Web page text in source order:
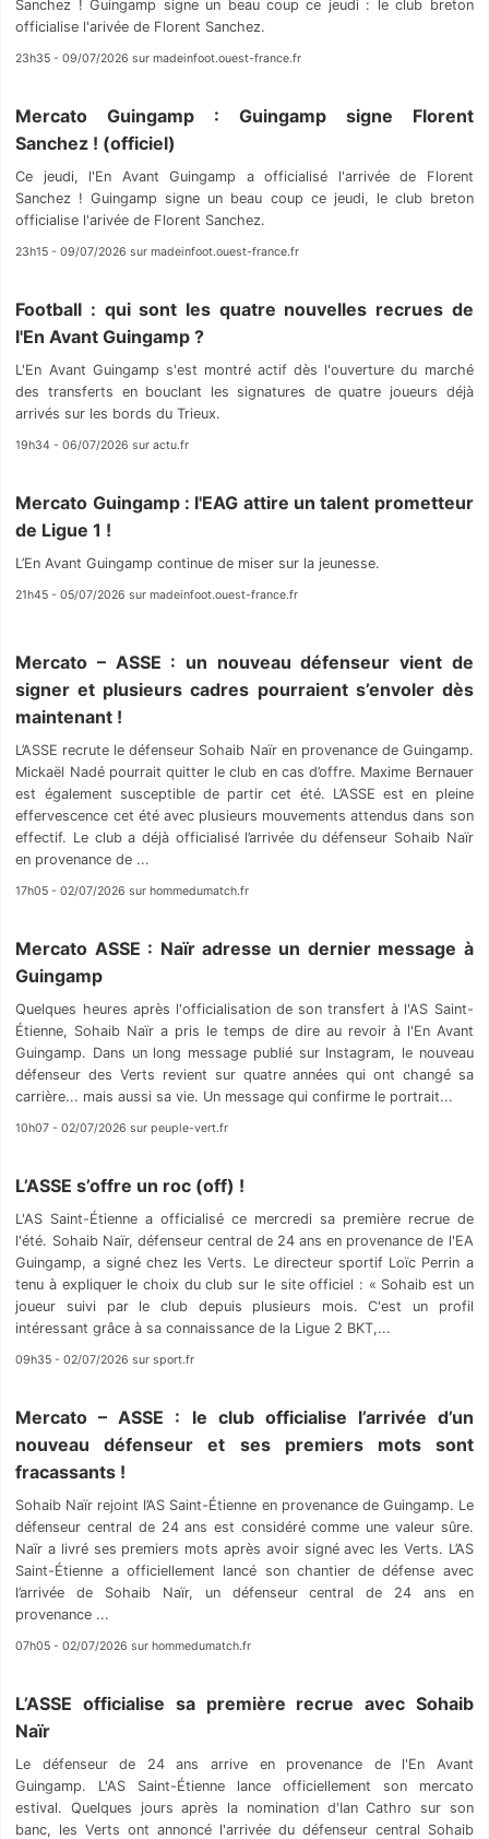
Sanchez ! Guingamp signe un beau coup ce jeudi : le club breton
officialise l'arivée de Florent Sanchez.
23h35 - 09/07/2026 sur madeinfoot.ouest-france.fr
Mercato Guingamp : Guingamp signe Florent
Sanchez ! (officiel)
Ce jeudi, l'En Avant Guingamp a officialisé l'arrivée de Florent
Sanchez ! Guingamp signe un beau coup ce jeudi, le club breton
officialise l'arivée de Florent Sanchez.
23h15 - 09/07/2026 sur madeinfoot.ouest-france.fr
Football : qui sont les quatre nouvelles recrues de
l'En Avant Guingamp ?
L'En Avant Guingamp s'est montré actif dès l'ouverture du marché
des transferts en bouclant les signatures de quatre joueurs déjà
arrivés sur les bords du Trieux.
19h34 - 06/07/2026 sur actu.fr
Mercato Guingamp : l'EAG attire un talent prometteur
de Ligue 1 !
L’En Avant Guingamp continue de miser sur la jeunesse.
21h45 - 05/07/2026 sur madeinfoot.ouest-france.fr
Mercato – ASSE : un nouveau défenseur vient de
signer et plusieurs cadres pourraient s’envoler dès
maintenant !
L’ASSE recrute le défenseur Sohaib Naïr en provenance de Guingamp.
Mickaël Nadé pourrait quitter le club en cas d’offre. Maxime Bernauer
est également susceptible de partir cet été. L’ASSE est en pleine
effervescence cet été avec plusieurs mouvements attendus dans son
effectif. Le club a déjà officialisé l’arrivée du défenseur Sohaib Naïr
en provenance de ...
17h05 - 02/07/2026 sur hommedumatch.fr
Mercato ASSE : Naïr adresse un dernier message à
Guingamp
Quelques heures après l'officialisation de son transfert à l'AS Saint-
Étienne, Sohaib Naïr a pris le temps de dire au revoir à l'En Avant
Guingamp. Dans un long message publié sur Instagram, le nouveau
défenseur des Verts revient sur quatre années qui ont changé sa
carrière... mais aussi sa vie. Un message qui confirme le portrait...
10h07 - 02/07/2026 sur peuple-vert.fr
L’ASSE s’offre un roc (off) !
L'AS Saint-Étienne a officialisé ce mercredi sa première recrue de
l'été. Sohaib Naïr, défenseur central de 24 ans en provenance de l'EA
Guingamp, a signé chez les Verts. Le directeur sportif Loïc Perrin a
tenu à expliquer le choix du club sur le site officiel : « Sohaib est un
joueur suivi par le club depuis plusieurs mois. C'est un profil
intéressant grâce à sa connaissance de la Ligue 2 BKT,...
09h35 - 02/07/2026 sur sport.fr
Mercato – ASSE : le club officialise l’arrivée d’un
nouveau défenseur et ses premiers mots sont
fracassants !
Sohaib Naïr rejoint l’AS Saint-Étienne en provenance de Guingamp. Le
défenseur central de 24 ans est considéré comme une valeur sûre.
Naïr a livré ses premiers mots après avoir signé avec les Verts. L’AS
Saint-Étienne a officiellement lancé son chantier de défense avec
l’arrivée de Sohaib Naïr, un défenseur central de 24 ans en
provenance ...
07h05 - 02/07/2026 sur hommedumatch.fr
L’ASSE officialise sa première recrue avec Sohaib
Naïr
Le défenseur de 24 ans arrive en provenance de l'En Avant
Guingamp. L'AS Saint-Étienne lance officiellement son mercato
estival. Quelques jours après la nomination d'Ian Cathro sur son
banc, les Verts ont annoncé l'arrivée du défenseur central Sohaib